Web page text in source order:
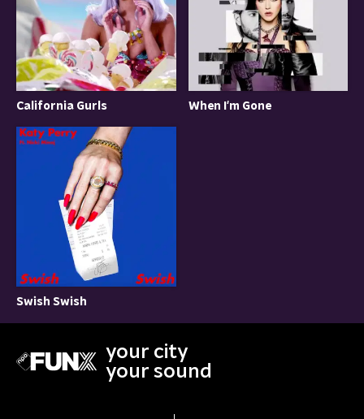
California Gurls When I'm Gone
Swish Swish
your city
your sound